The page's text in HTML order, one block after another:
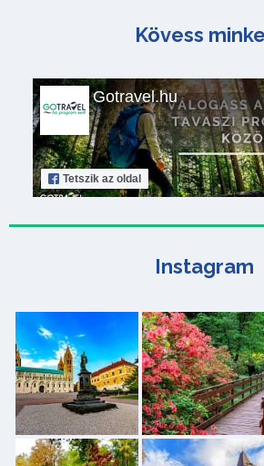
Kövess
Gotravel.hu
Tetszik az oldal
Instagram